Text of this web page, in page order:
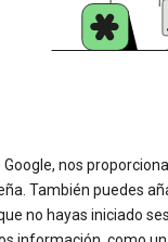
nos
También puedes
no hayas iniciado